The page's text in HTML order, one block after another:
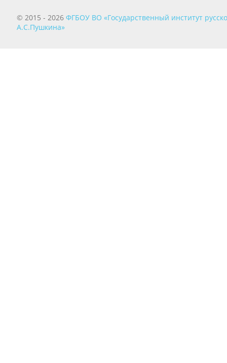
© 2015 - 2026 ФГБОУ ВО «Государственный институт
А.С.Пушкина»